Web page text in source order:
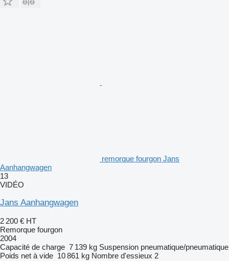
remorque fourgon Jans
Aanhangwagen
13
VIDÉO
Jans Aanhangwagen
2 200 € HT
Remorque fourgon
2004
Capacité de charge 7 139 kg Suspension pneumatique/pneumatique
Poids net à vide 10 861 kg Nombre d'essieux 2